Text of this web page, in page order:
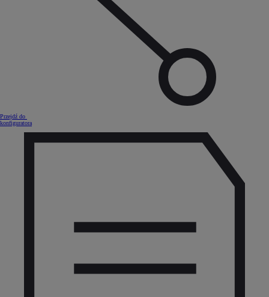
Przejdź do
konfiguratora